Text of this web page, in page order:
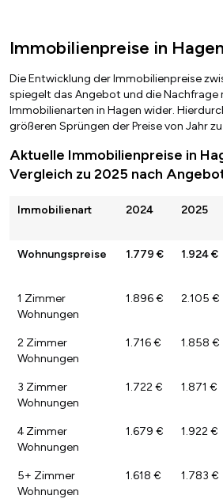
Immobilienpreise in
Die Entwicklung der Immobilienpreise
spiegelt das Angebot und die Nachfrage
Immobilienarten in Hagen wider.
größeren Sprüngen der Preise von Jahr
Aktuelle Immobilienpreise in
Vergleich zu 2025 nach
Immobilienart 2024 2025
Wohnungspreise 1.779 € 1.924 €
1 Zimmer
Wohnungen
1.896 € 2.105 €
2 Zimmer
Wohnungen
1.716 € 1.858 €
3 Zimmer
Wohnungen
1.722 € 1.871 €
4 Zimmer
Wohnungen
1.679 € 1.922 €
5+ Zimmer
Wohnungen
1.618 € 1.783 €